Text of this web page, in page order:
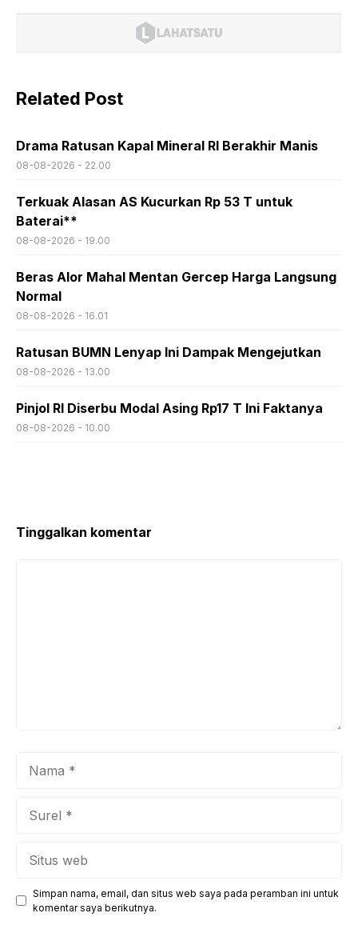
Related Post
Drama Ratusan Kapal Mineral RI Berakhir Manis
08-08-2026 - 22.00
Terkuak Alasan AS Kucurkan Rp 53 T untuk
Baterai**
08-08-2026 - 19.00
Beras Alor Mahal Mentan Gercep Harga Langsung
Normal
08-08-2026 - 16.01
Ratusan BUMN Lenyap Ini Dampak Mengejutkan
08-08-2026 - 13.00
Pinjol RI Diserbu Modal Asing Rp17 T Ini Faktanya
08-08-2026 - 10.00
Tinggalkan komentar
Simpan nama, email, dan situs web saya pada peramban ini untuk
komentar saya berikutnya.